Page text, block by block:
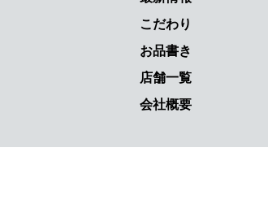
こだわり
お品書き
店舗一覧
会社概要